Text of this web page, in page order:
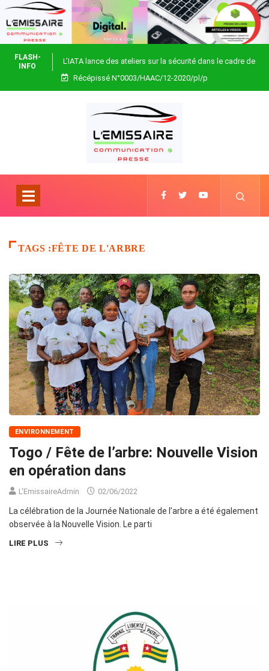
FLASH-
INFO
L’IATA lance des ateliers sur la sécurité dans le cadre de
Focus Africa
Récépissé N°0003/HAAC/12-2020/pl/p
TAGS :FÊTE DE L'ARBRE
ENVIRONNEMENT
Togo / Fête de l’arbre: Nouvelle Vision
en opération dans
L'EmissaireAdmin 02/06/2022
La célébration de la Journée Nationale de l’arbre a été également
observée à la Nouvelle Vision. Le parti
LIRE PLUS